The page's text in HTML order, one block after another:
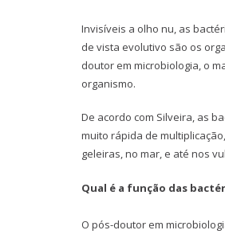
Invisíveis a olho nu, as
de vista evolutivo são os
doutor em microbiologia, o
organismo.
De acordo com Silveira, as
muito rápida de
geleiras, no mar, e até nos
Qual é a função das
O pós-doutor em